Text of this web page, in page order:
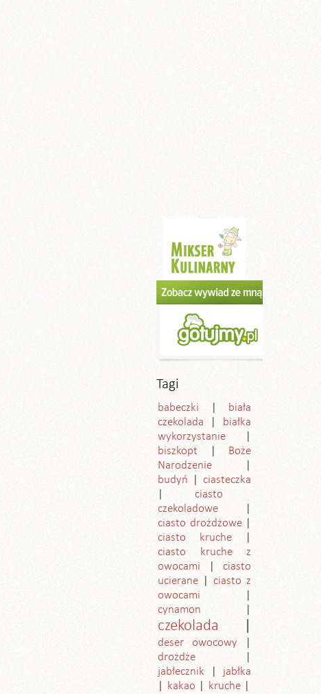
Tagi
babeczki
biała
czekolada
białka
wykorzystanie
biszkopt
Boże
Narodzenie
budyń
ciasteczka
ciasto
czekoladowe
ciasto drożdżowe
ciasto kruche
ciasto kruche z
owocami
ciasto
ucierane
ciasto z
owocami
cynamon
czekolada
deser owocowy
drożdże
jabłecznik
jabłka
kakao
kruche